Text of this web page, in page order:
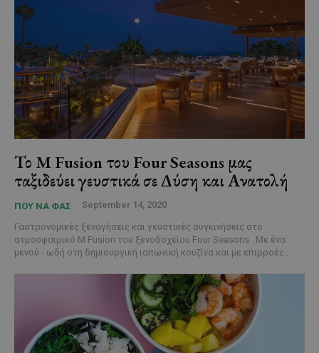
Το M Fusion του Four Seasons μας
ταξιδεύει γευστικά σε Δύση και Ανατολή
ΠΟΥ ΝΑ ΦΑΣ September 14, 2020
Γαστρονομικές ξεναγήσεις και γευστικές συγκινήσεις στο
ατμοσφαιρικό M Fusion του ξενοδοχείου Four Seasons Με ένα
μενού - ωδή στη δημιουργική ιαπωνική κουζίνα και με επιρροές...